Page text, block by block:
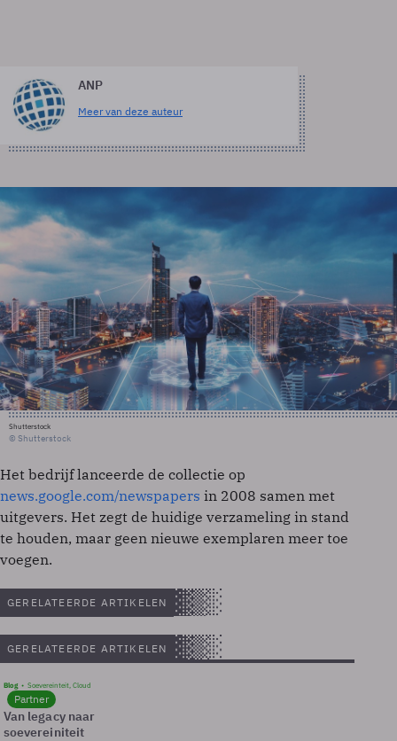
ANP
Meer van deze auteur
Shutterstock
© Shutterstock
Het bedrijf lanceerde de collectie op
news.google.com/newspapers in 2008 samen met
uitgevers. Het zegt de huidige verzameling in stand
te houden, maar geen nieuwe exemplaren meer toe
voegen.
GERELATEERDE ARTIKELEN
GERELATEERDE ARTIKELEN
Blog Soevereinteit, Cloud
Partner
Van legacy naar
soevereiniteit